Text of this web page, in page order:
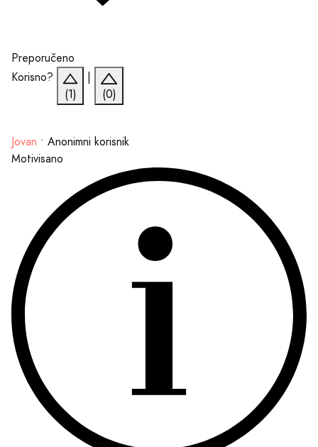
Preporučeno
Korisno?
(1)
(0)
Jovan • Anonimni korisnik
Motivisano